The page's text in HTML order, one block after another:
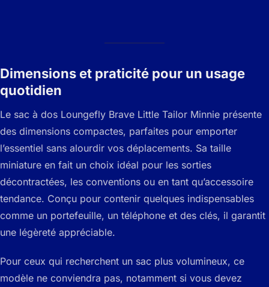
Dimensions et praticité pour un usage
quotidien
Le sac à dos Loungefly Brave Little Tailor Minnie présente
des dimensions compactes, parfaites pour emporter
l’essentiel sans alourdir vos déplacements. Sa taille
miniature en fait un choix idéal pour les sorties
décontractées, les conventions ou en tant qu’accessoire
tendance. Conçu pour contenir quelques indispensables
comme un portefeuille, un téléphone et des clés, il garantit
une légèreté appréciable.
Pour ceux qui recherchent un sac plus volumineux, ce
modèle ne conviendra pas, notamment si vous devez